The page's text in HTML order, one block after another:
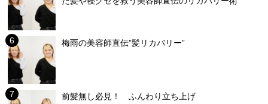
梅雨の美容師直伝”髪リカバリー”
前髪無し必見！ ふんわり立ち上げ